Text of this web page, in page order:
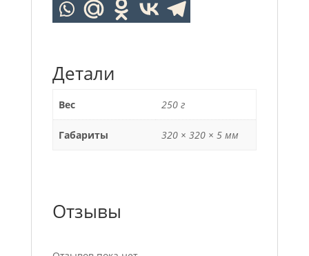
Детали
Вес 250 г
Габариты 320 × 320 × 5 мм
Отзывы